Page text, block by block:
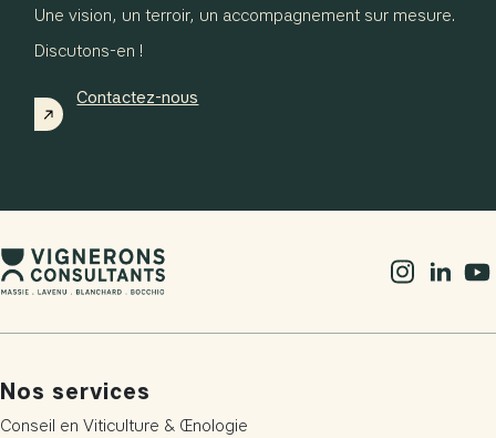
Une vision, un terroir, un accompagnement sur mesure.
Discutons-en !
Contactez-nous
Nos services
Conseil en Viticulture & Œnologie